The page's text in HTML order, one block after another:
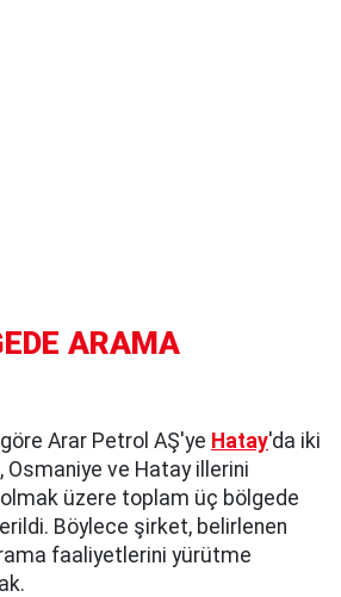
ARAMA
Arar Petrol AŞ'ye Hatay'da iki
Osmaniye ve Hatay illerini
üzere toplam üç bölgede
Böylece şirket, belirlenen
faaliyetlerini yürütme